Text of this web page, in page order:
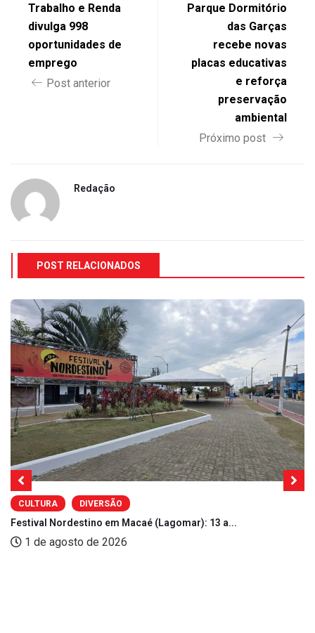
Trabalho e Renda
divulga 998
oportunidades de
emprego
Post anterior
Parque Dormitório
das Garças
recebe novas
placas educativas
e reforça
preservação
ambiental
Próximo post
Redação
POST RELACIONADOS
CULTURA DIVERSÃO
Festival Nordestino em Macaé (Lagomar): 13 a...
1 de agosto de 2026